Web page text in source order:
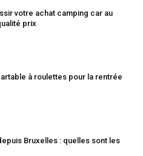
votre achat camping car au
prix
à roulettes pour la rentrée
Bruxelles : quelles sont les